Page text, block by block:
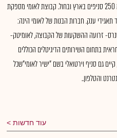
בנק לאומי הינו תאגיד בנקאי המפעיל למעלה מ 250 סניפים בארץ ובחול. קבוצת לאומי מספקת
ענק. חברות הבנות של לאומי הינה:
זרועה ההשקעות של הקבוצה, לאומיטק-
בתחום השירותים הדיגיטלים הכוללים
גם סניף וירטואלי בשם "ישיר לאומי"שכל
והטלפון..
עוד חדשות